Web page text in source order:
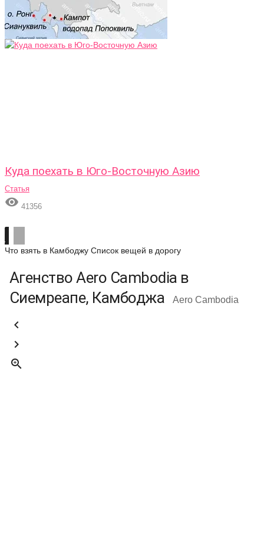
Куда поехать в Юго-Восточную Азию
Статья
 41356
Что взять в Камбоджу Список вещей в дорогу
Агенство Aero Cambodia в
Сиемреапе, Камбоджа
Aero Cambodia


